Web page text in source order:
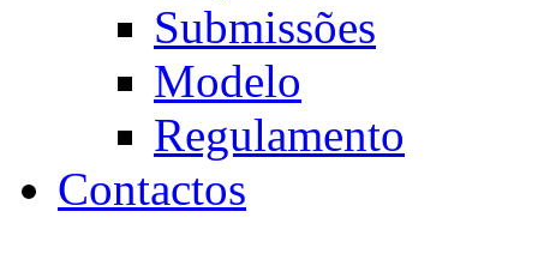
Submissões
Modelo
Regulamento
Contactos